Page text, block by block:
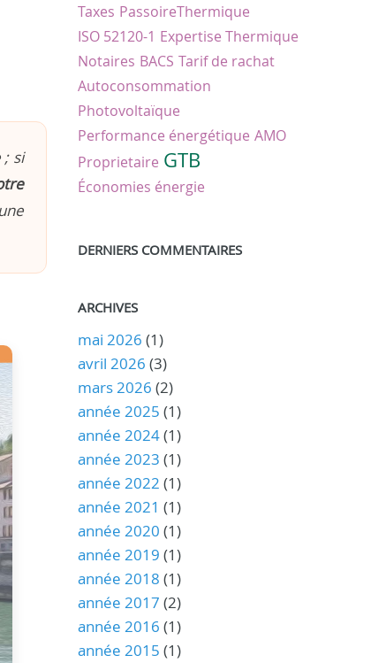
; si
Taxes PassoireThermique
ISO 52120-1 Expertise Thermique
Notaires BACS Tarif de rachat
Autoconsommation
Photovoltaïque
Performance énergétique AMO
Proprietaire GTB
Économies énergie
DERNIERS COMMENTAIRES
ARCHIVES
mai 2026 (1)
avril 2026 (3)
mars 2026 (2)
année 2025 (1)
année 2024(1)
année 2023 (1)
année 2022 (1)
année 2021 (1)
année 2020 (1)
année 2019 (1)
année 2018 (1)
année 2017 (2)
année 2016 (1)
année 2015 (1)